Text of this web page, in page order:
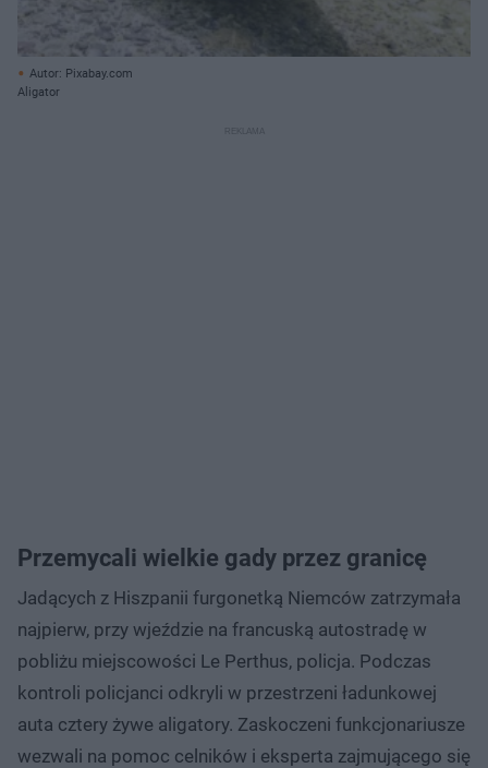
Autor: Pixabay.com
Aligator
Przemycali wielkie gady przez granicę
Jadących z Hiszpanii furgonetką Niemców zatrzymała
najpierw, przy wjeździe na francuską autostradę w
pobliżu miejscowości Le Perthus, policja. Podczas
kontroli policjanci odkryli w przestrzeni ładunkowej
auta cztery żywe aligatory. Zaskoczeni funkcjonariusze
wezwali na pomoc celników i eksperta zajmującego się